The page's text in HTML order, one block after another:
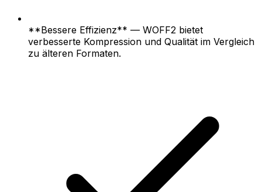
**Bessere Effizienz** — WOFF2 bietet
verbesserte Kompression und Qualität im Vergleich
zu älteren Formaten.